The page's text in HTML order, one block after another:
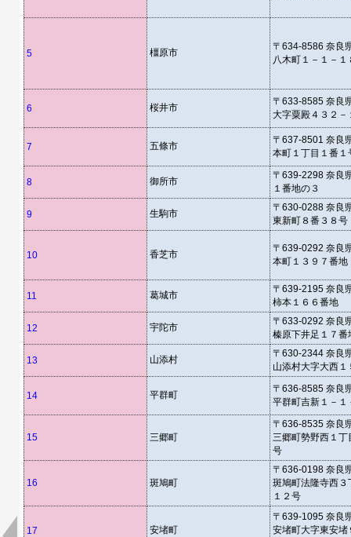
5 橿原市
〒634-8586 奈良
八木町１－１－１
6 桜井市
〒633-8585 奈良
大字粟殿４３２－
7 五條市
〒637-8501 奈良
本町１丁目１番１
8 御所市
〒639-2298 奈良
１番地の３
9 生駒市
〒630-0288 奈良
東新町８番３８号
10 香芝市
〒639-0292 奈良
本町１３９７番地
11 葛城市
〒639-2195 奈良
柿本１６６番地
12 宇陀市
〒633-0292 奈良
榛原下井足１７番
13 山添村
〒630-2344 奈良
山添村大字大西１
14 平群町
〒636-8585 奈良
平群町吉新１－１
15 三郷町
〒636-8535 奈良
三郷町勢野西１丁
号
16 斑鳩町
〒636-0198 奈良
斑鳩町法隆寺西３
１２号
17 安堵町
〒639-1095 奈良
安堵町大字東安堵